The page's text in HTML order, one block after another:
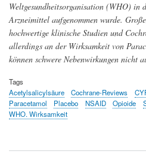
Weltgesundheitsorganisation (WHO) in
Arzneimittel aufgenommen wurde.
hochwertige klinische Studien und
allerdings an der Wirksamkeit von
können schwere Nebenwirkungen nicht
Tags
Acetylsalicylsäure
Cochrane-Reviews
Paracetamol
Placebo NSAID Opioide
WHO. Wirksamkeit